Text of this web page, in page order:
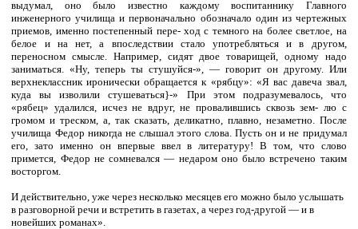
выдумал, оно было известно каждому воспитаннику Главного
инженерного училища и первоначально обозначало один из чертежных
приемов, именно постепенный пере- ход с темного на более светлое, на
белое и на нет, а впоследствии стало употребляться и в другом,
переносном смысле. Например, сидят двое товарищей, одному надо
заниматься. «Ну, теперь ты стушуйся-», — говорит он другому. Или
верхнеклассник иронически обращается к «рябцу»: «Я вас давеча звал,
куда вы изволили стушеваться}-» При этом подразумевалось, что
«рябец» удалился, исчез не вдруг, не провалившись сквозь зем- лю с
громом и треском, а, так сказать, деликатно, плавно, незаметно. После
училища Федор никогда не слышал этого слова. Пусть он и не придумал
его, зато именно он впервые ввел в литературу! В том, что слово
примется, Федор не сомневался — недаром оно было встречено таким
восторгом.
И действительно, уже через несколько месяцев его можно было услышать
в разговорной речи и встретить в газетах, а через год-другой — и в
новейших романах».